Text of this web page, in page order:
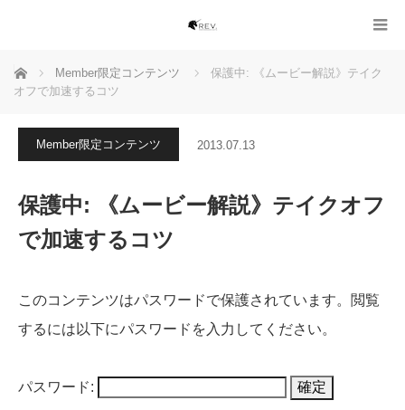
ホーム Member限定コンテンツ
保護中: 《ムービー解説》テイク
オフで加速するコツ
Member限定コンテンツ 2013.07.13
保護中: 《ムービー解説》テイクオフ
で加速するコツ
このコンテンツはパスワードで保護されています。閲覧
するには以下にパスワードを入力してください。
パスワード: